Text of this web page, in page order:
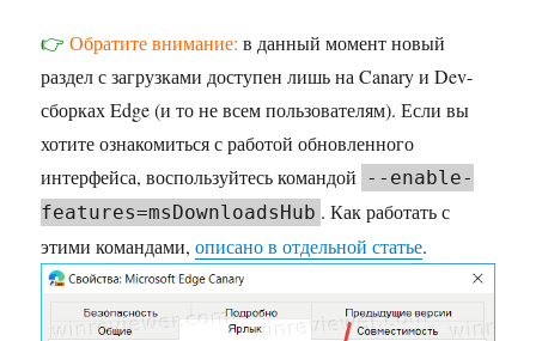
👉Обратите внимание: в данный момент новый
раздел с загрузками доступен лишь на Canary и Dev-
сборках Edge (и то не всем пользователям). Если вы
хотите ознакомиться с работой обновленного
интерфейса, воспользуйтесь командой --enable-
features=msDownloadsHub . Как работать с
этими командами,описано в отдельной статье.